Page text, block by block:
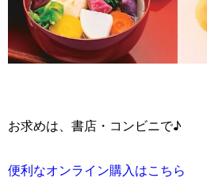
お求めは、書店・コンビニで♪
便利なオンライン購入はこちら